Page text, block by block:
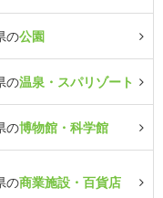
の公園
の温泉・スパリゾート
の博物館・科学館
の商業施設・百貨店